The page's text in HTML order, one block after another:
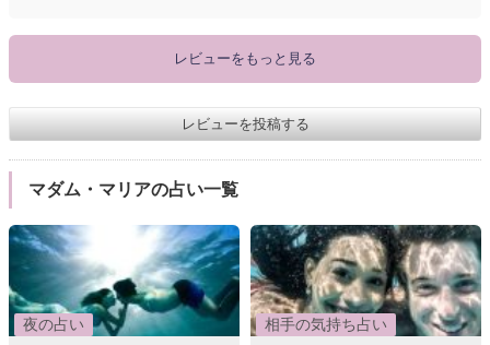
レビューをもっと見る
レビューを投稿する
マダム・マリアの占い一覧
夜の占い
相手の気持ち占い